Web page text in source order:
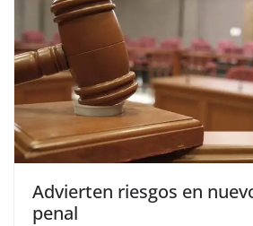
Advierten riesgos en
penal